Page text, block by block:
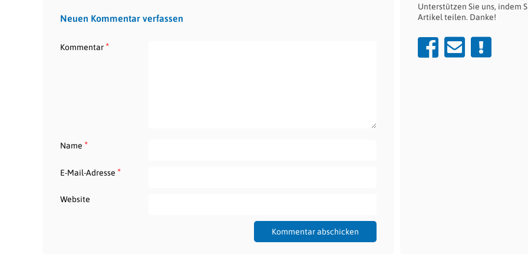
Neuen Kommentar verfassen
Kommentar*
Name *
E-Mail-Adresse *
Website
Unterstützen Sie uns, indem
Artikel teilen. Danke!